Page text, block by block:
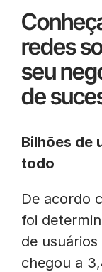
redes
seu
de
Bilhões de
todo
De acordo
foi
de
chegou a